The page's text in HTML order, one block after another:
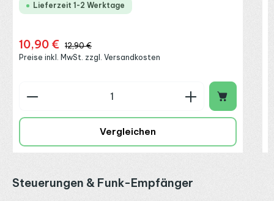
Lieferzeit 1-2 Werktage
Verkaufspreis:
10,90 € Regulärer Preis:
12,90 €
Preise inkl. MwSt. zzgl. Versandkosten
Produkt Anzahl: Gib den gewünschten Wert
Vergleichen
Produktgalerie überspringen
Steuerungen & Funk-Empfänger